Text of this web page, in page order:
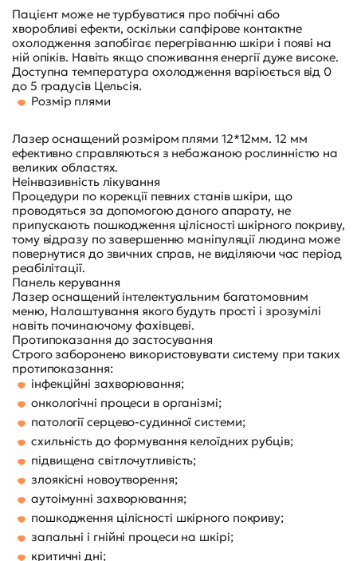
Пацієнт може не турбуватися про побічні або
хворобливі ефекти, оскільки сапфірове контактне
охолодження запобігає перегріванню шкіри і появі на
ній опіків. Навіть якщо споживання енергії дуже високе.
Доступна температура охолодження варіюється від 0
до 5 градусів Цельсія.
Розмір плями
Лазер оснащений розміром плями 12*12мм. 12 мм
ефективно справляються з небажаною рослинністю на
великих областях.
Неінвазивність лікування
Процедури по корекції певних станів шкіри, що
проводяться за допомогою даного апарату, не
припускають пошкодження цілісності шкірного покриву,
тому відразу по завершенню маніпуляції людина може
повернутися до звичних справ, не виділяючи час період
реабілітації.
Панель керування
Лазер оснащений інтелектуальним багатомовним
меню, Налаштування якого будуть прості і зрозумілі
навіть починаючому фахівцеві.
Протипоказання до застосування
Строго заборонено використовувати систему при таких
протипоказання:
інфекційні захворювання;
онкологічні процеси в організмі;
патології серцево-судинної системи;
схильність до формування келоїдних рубців;
підвищена світлочутливість;
злоякісні новоутворення;
аутоімунні захворювання;
пошкодження цілісності шкірного покриву;
запальні і гнійні процеси на шкірі;
критичні дні;